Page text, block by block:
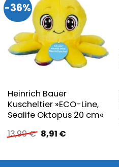
-36%
Heinrich Bauer
Kuscheltier »ECO-Line,
Sealife Oktopus 20 cm«
13,99€ Ursprünglicher
Preis
13,99 €
8,91 €Aktueller
8,91 €.